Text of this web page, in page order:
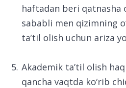
haftadan beri qatnasha
sababli men qizimning
ta’til olish uchun ariza
Akademik ta’til olish
qancha vaqtda ko‘rib